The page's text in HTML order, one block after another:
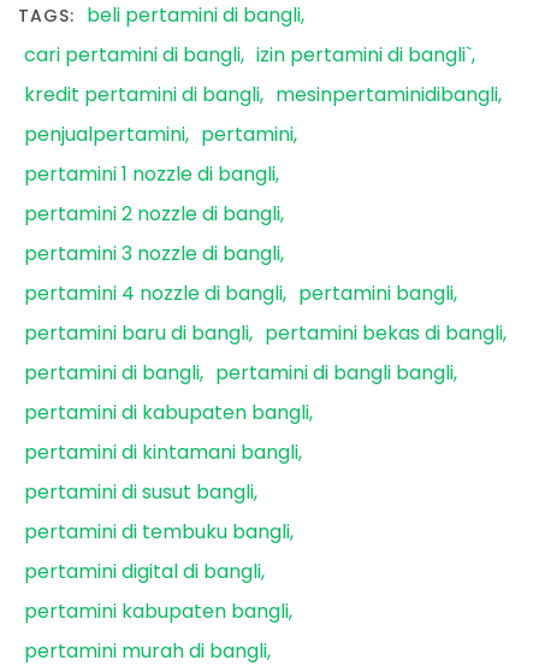
TAGS: beli pertamini di bangli
cari pertamini di bangli izin pertamini di bangli`
kredit pertamini di bangli
mesinpertaminidibangli
penjualpertamini
pertamini
pertamini 1 nozzle di bangli
pertamini 2 nozzle di bangli
pertamini 3 nozzle di bangli
pertamini 4 nozzle di bangli
pertamini bangli
pertamini baru di bangli
pertamini bekas di bangli
pertamini di bangli
pertamini di bangli bangli
pertamini di kabupaten bangli
pertamini di kintamani bangli
pertamini di susut bangli
pertamini di tembuku bangli
pertamini digital di bangli
pertamini kabupaten bangli
pertamini murah di bangli